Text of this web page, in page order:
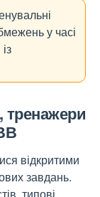
у часі
тренажери
відкритими
завдань.